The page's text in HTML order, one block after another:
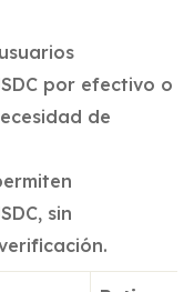
por efectivo o
de
sin